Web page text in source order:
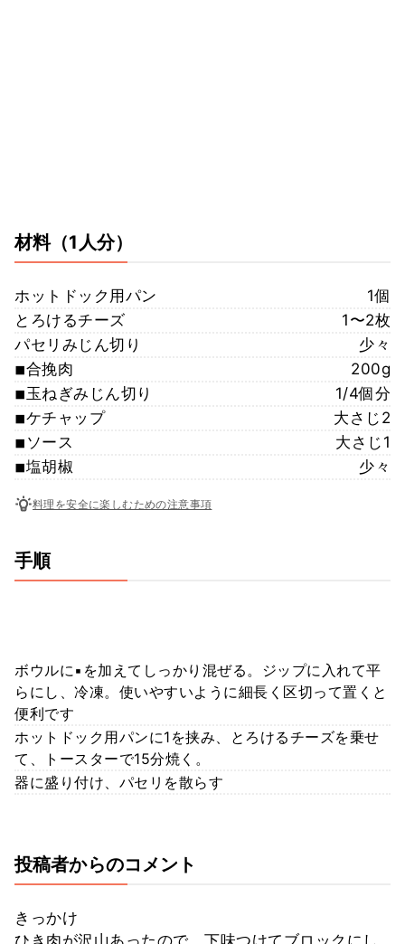
材料（1人分）
ホットドック用パン
1個
とろけるチーズ
1〜2枚
パセリみじん切り
少々
◾︎合挽肉
200g
◾︎玉ねぎみじん切り
1/4個分
◾︎ケチャップ
大さじ2
◾︎ソース
大さじ1
◾︎塩胡椒
少々
料理を安全に楽しむための注意事項
手順
ボウルに▪︎を加えてしっかり混ぜる。ジップに入れて平
らにし、冷凍。使いやすいように細長く区切って置くと
便利です
ホットドック用パンに1を挟み、とろけるチーズを乗せ
て、トースターで15分焼く。
器に盛り付け、パセリを散らす
投稿者からのコメント
きっかけ